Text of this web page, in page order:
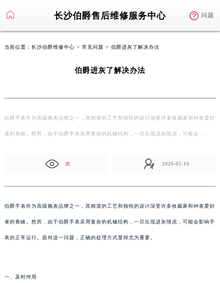
长沙伯爵售后维修服务中心 问题
当前位置： 长沙伯爵维修中心 > 常见问题 > 伯爵进灰了解决办法
伯爵进灰了解决办法
伯爵手表作为高级腕表品牌之一，其精湛的工艺和独特的设计深受许多收藏家和钟表爱好
者的青睐。然而，由于伯爵手表采用复杂的机械结构，一旦出现进灰情况，可能会…
次 2026-02-10
伯爵手表作为高级腕表品牌之一，其精湛的工艺和独特的设计深受许多收藏家和钟表爱好
者的青睐。然而，由于伯爵手表采用复杂的机械结构，一旦出现进灰情况，可能会影响手
表的正常运行。面对这一问题，正确的处理方式显得尤为重要。
一、及时停用